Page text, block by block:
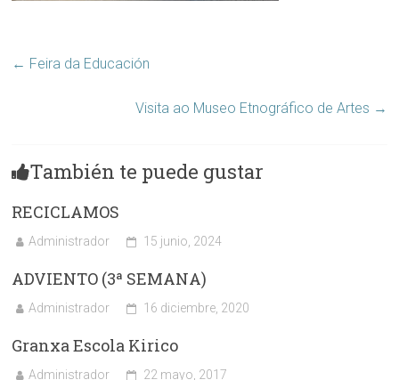
← Feira da Educación
Visita ao Museo Etnográfico de Artes →
También te puede gustar
RECICLAMOS
Administrador 15 junio, 2024
ADVIENTO (3ª SEMANA)
Administrador 16 diciembre, 2020
Granxa Escola Kirico
Administrador 22 mayo, 2017